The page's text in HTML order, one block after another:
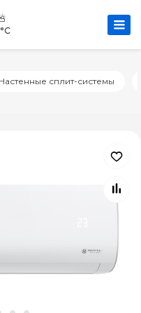
Настенные сплит-системы